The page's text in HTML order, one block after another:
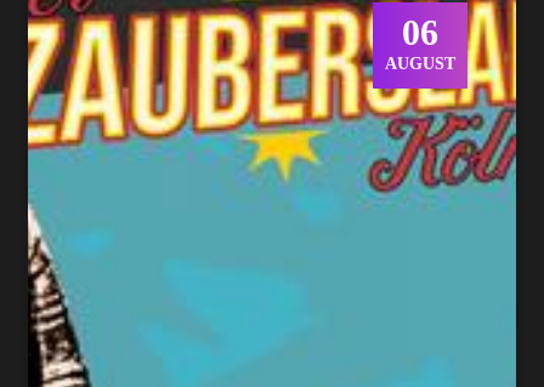
06
AUGUST